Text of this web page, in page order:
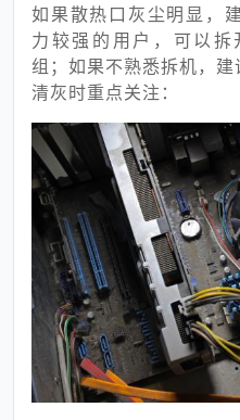
如果散热口灰尘明显，
力较强的用户，可以
组；如果不熟悉拆机，建
清灰时重点关注：